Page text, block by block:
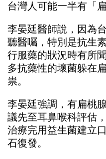
台灣人可能一半有「
李晏廷醫師說，因為
聽醫囑，特別是抗生
行服藥的狀況時有所
多抗藥性的壞菌躲在
祟。
李晏廷強調，有扁桃
議先至耳鼻喉科評估
治療完用益生菌建立
石復發。